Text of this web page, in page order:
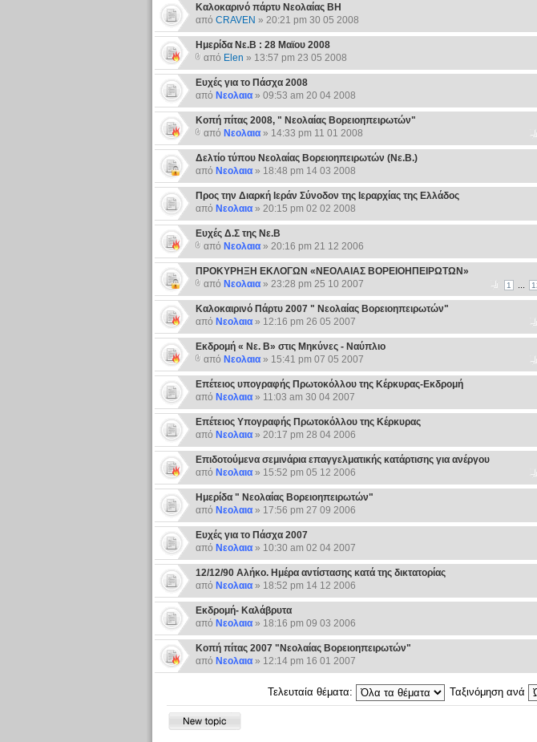
Καλοκαρινό πάρτυ Νεολαίας ΒΗ
από CRAVEN » 20:21 pm 30 05 2008
Ημερίδα Νε.Β : 28 Μαϊου 2008
από Elen » 13:57 pm 23 05 2008
Ευχές για το Πάσχα 2008
από Νεολαια» 09:53 am 20 04 2008
Κοπή πίτας 2008, " Νεολαίας Βορειοηπειρωτών"
από Νεολαια» 14:33 pm 11 01 2008
Δελτίο τύπου Νεολαίας Βορειοηπειρωτών (Νε.Β.)
από Νεολαια» 18:48 pm 14 03 2008
Προς την Διαρκή Ιεράν Σύνοδον της Ιεραρχίας της Ελλάδος
από Νεολαια» 20:15 pm 02 02 2008
Ευχές Δ.Σ της Νε.Β
από Νεολαια» 20:16 pm 21 12 2006
ΠΡΟΚΥΡΗΞΗ ΕΚΛΟΓΩΝ «ΝΕΟΛΑΙΑΣ ΒΟΡΕΙΟΗΠΕΙΡΩΤΩΝ»
1
από Νεολαια» 23:28 pm 25 10 2007
Καλοκαιρινό Πάρτυ 2007 " Νεολαίας Βορειοηπειρωτών"
από Νεολαια» 12:16 pm 26 05 2007
Εκδρομή « Νε. Β» στις Μηκύνες - Ναύπλιο
από Νεολαια» 15:41 pm 07 05 2007
Επέτειος υπογραφής Πρωτοκόλλου της Κέρκυρας-Εκδρομή
από Νεολαια» 11:03 am 30 04 2007
Επέτειος Υπογραφής Πρωτοκόλλου της Κέρκυρας
από Νεολαια» 20:17 pm 28 04 2006
Επιδοτούμενα σεμινάρια επαγγελματικής κατάρτισης για ανέργου
από Νεολαια» 15:52 pm 05 12 2006
Ημερίδα " Νεολαίας Βορειοηπειρωτών"
από Νεολαια» 17:56 pm 27 09 2006
Ευχές για το Πάσχα 2007
από Νεολαια» 10:30 am 02 04 2007
12/12/90 Αλήκο. Ημέρα αντίστασης κατά της δικτατορίας
από Νεολαια» 18:52 pm 14 12 2006
Εκδρομή- Καλάβρυτα
από Νεολαια» 18:16 pm 09 03 2006
Κοπή πίτας 2007 "Νεολαίας Βορειοηπειρωτών"
από Νεολαια» 12:14 pm 16 01 2007
Τελευταία θέματα: Ταξινόμηση ανά